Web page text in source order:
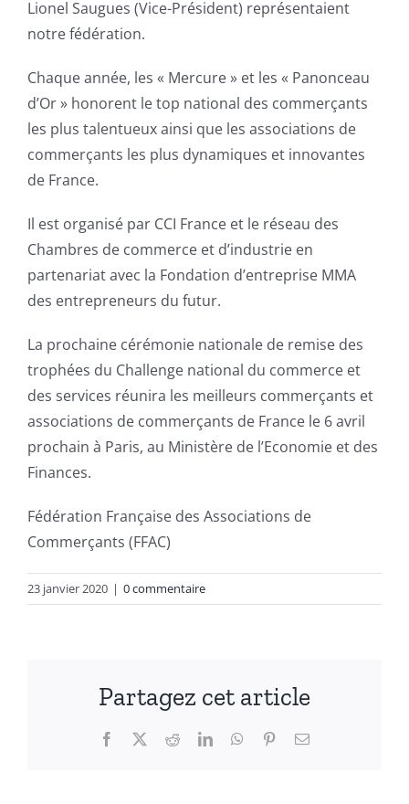
Lionel Saugues (Vice-Président) représentaient
notre fédération.
Chaque année, les « Mercure » et les « Panonceau
d’Or » honorent le top national des commerçants
les plus talentueux ainsi que les associations de
commerçants les plus dynamiques et innovantes
de France.
Il est organisé par CCI France et le réseau des
Chambres de commerce et d’industrie en
partenariat avec la Fondation d’entreprise MMA
des entrepreneurs du futur.
La prochaine cérémonie nationale de remise des
trophées du Challenge national du commerce et
des services réunira les meilleurs commerçants et
associations de commerçants de France le 6 avril
prochain à Paris, au Ministère de l’Economie et des
Finances.
Fédération Française des Associations de
Commerçants (FFAC)
23 janvier 2020 | 0 commentaire
Partagez cet article
Facebook RedditLinkedInWhatsApp
PinterestEmail